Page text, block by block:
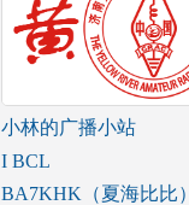
小林的广播小站
I BCL
BA7KHK（夏海比比）